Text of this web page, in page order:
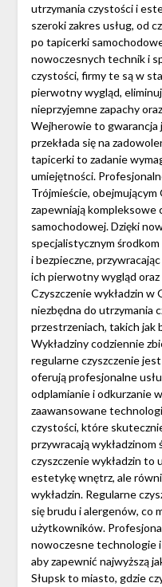
utrzymania czystości i
szeroki zakres usług, od
po tapicerki
nowoczesnych technik i
czystości, firmy te są w
pierwotny wygląd,
nieprzyjemne zapachy
Wejherowie to gwarancja
przekłada się na
tapicerki to zadanie
umiejętności.
Trójmieście, obejmującym
zapewniają kompleksowe
samochodowej. Dzięki
specjalistycznym
i bezpieczne,
ich pierwotny wygląd oraz
Czyszczenie wykładzin w
niezbędna do utrzymania
przestrzeniach, takich jak
Wykładziny codziennie
regularne czyszczenie
oferują profesjonalne
odplamianie i odkurzanie
zaawansowane
czystości, które
przywracają
czyszczenie wykładzin to
estetykę wnętrz, ale
wykładzin. Regularne
się brudu i alergenów, co
użytkowników.
nowoczesne technologie
aby zapewnić najwyższą
Słupsk to miasto, gdzie